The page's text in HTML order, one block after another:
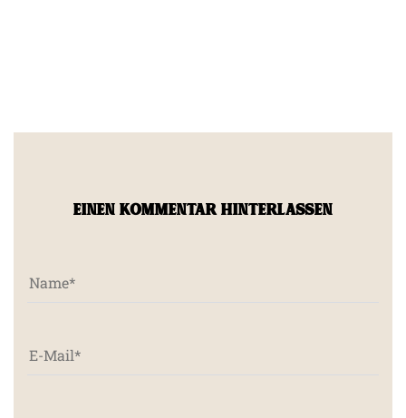
EINEN KOMMENTAR HINTERLASSEN